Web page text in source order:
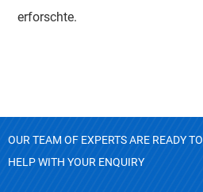
erforschte.
OUR TEAM OF EXPERTS ARE READY TO
HELP WITH YOUR ENQUIRY